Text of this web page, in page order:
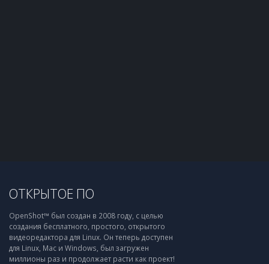
ОТКРЫТОЕ ПО
OpenShot™ был создан в 2008 году, с целью
создания бесплатного, простого, открытого
видеоредактора для Linux. Он теперь доступен
для Linux, Mac и Windows, был загружен
миллионы раз и продолжает расти как проект!